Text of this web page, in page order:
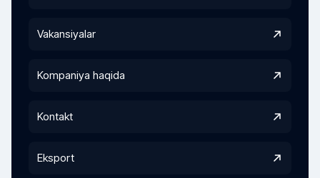
Vakansiyalar
Kompaniya haqida
Kontakt
Eksport